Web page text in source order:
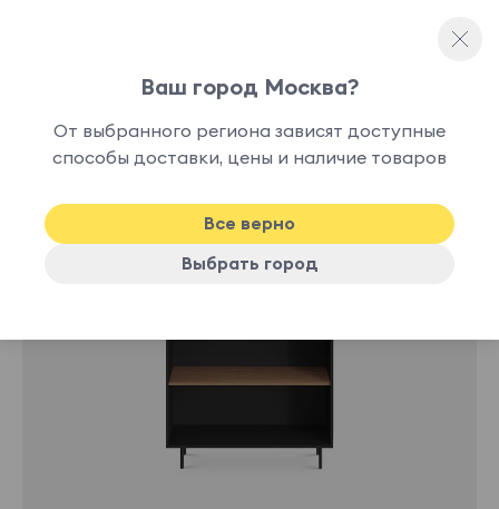
Ваш город Москва?
От выбранного региона зависят доступные
способы доставки, цены и наличие товаров
Все верно
Выбрать город